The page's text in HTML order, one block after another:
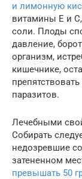
и лимонную
витамины E и
соли. Плоды
давление,
организм,
кишечнике,
паразитов.
Лечебными
Собирать
недозревшие
затененном
превышать 50